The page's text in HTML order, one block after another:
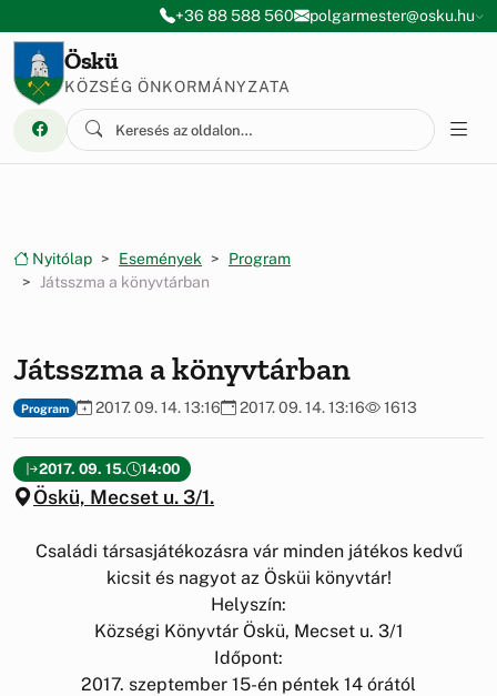
Ugrás a menüre
Ugrás a tartalomra+36 88 588 560 polgarmester@osku.hu
Öskü
KÖZSÉG ÖNKORMÁNYZATA
Nyitólap Események
Program
Játsszma a könyvtárban
Játsszma a könyvtárban
Program 2017. 09. 14. 13:16 2017. 09. 14. 13:16 1613
2017. 09. 15. 14:00
Öskü, Mecset u. 3/1.
Családi társasjátékozásra vár minden játékos kedvű
kicsit és nagyot az Ösküi könyvtár!
Helyszín:
Községi Könyvtár Öskü, Mecset u. 3/1
Időpont:
2017. szeptember 15-én péntek 14 órától